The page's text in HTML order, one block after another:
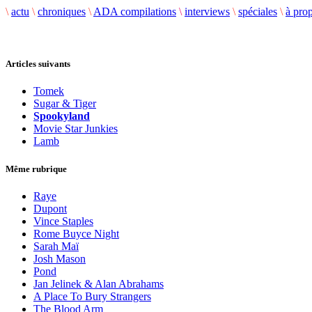
\ actu \ chroniques \ ADA compilations \ interviews \ spéciales \ à
Articles suivants
Tomek
Sugar & Tiger
Spookyland
Movie Star Junkies
Lamb
Même rubrique
Raye
Dupont
Vince Staples
Rome Buyce Night
Sarah Maï
Josh Mason
Pond
Jan Jelinek & Alan Abrahams
A Place To Bury Strangers
The Blood Arm